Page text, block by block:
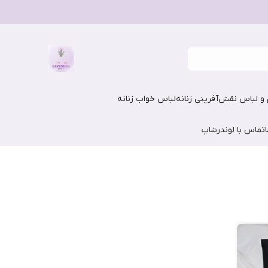
و لباس نقش‌آفرینی زنانهلباس خواب زنانه
تماس با لوندرشاپ